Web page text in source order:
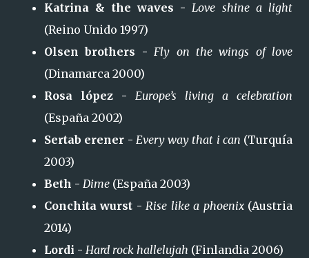
Katrina & the waves -Love shine a light
(Reino Unido 1997)
Olsen brothers -Fly on the wings of love
(Dinamarca 2000)
Rosa lópez - Europe’s living a celebration
(España 2002)
Sertab erener - Every way that i can (Turquía
2003)
Beth - Dime (España 2003)
Conchita wurst -Rise like a phoenix(Austria
2014)
Lordi - Hard rock hallelujah (Finlandia 2006)